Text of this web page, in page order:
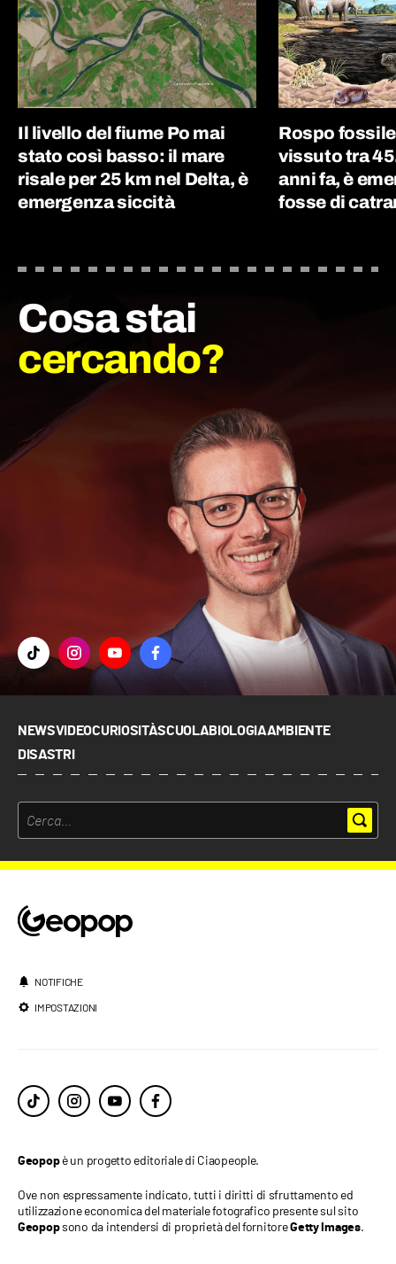
Il livello del fiume Po mai
stato così basso: il mare
risale per 25 km nel Delta, è
emergenza siccità
Rospo
vissuto tra
anni fa, è
fosse di
Cosa stai
cercando?
NEWSVIDEOCURIOSITÀSCUOLABIOLOGIAAMBIENTE
DISASTRI
NOTIFICHE
IMPOSTAZIONI
Geopopè un progetto editoriale di Ciaopeople.
Ove non espressamente indicato, tutti i diritti di sfruttamento ed
utilizzazione economica del materiale fotografico presente sul sito
Geopopsono da intendersi di proprietà del fornitoreGetty Images.